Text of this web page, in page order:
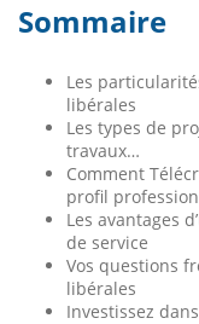
Sommaire
Les
libérales
Les types de
travaux…
Comment
profil
Les avantages
de service
Vos questions
libérales
Investissez